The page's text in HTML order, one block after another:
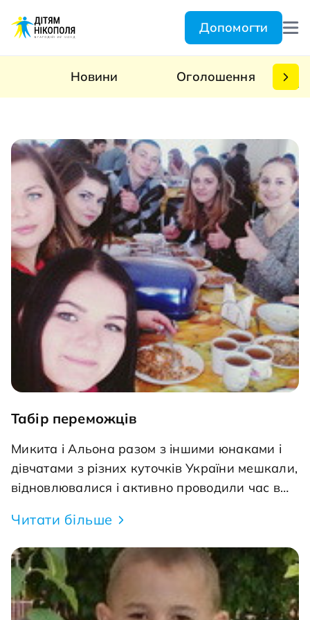
Допомогти
Новини Оголошення
Табір переможців
Микита і Альона разом з іншими юнаками і
дівчатами з різних куточків України мешкали,
відновлювалися і активно проводили час в
творчості MANLAB.CAMP. на території лісового
масиву з 27 березня по 03 квітня. Тут їх
чекала дуже насичена програма. З ними
займалися викладачі Центру репетиторів
"Запоруки" і педагоги дитячих наукових
Читати більше